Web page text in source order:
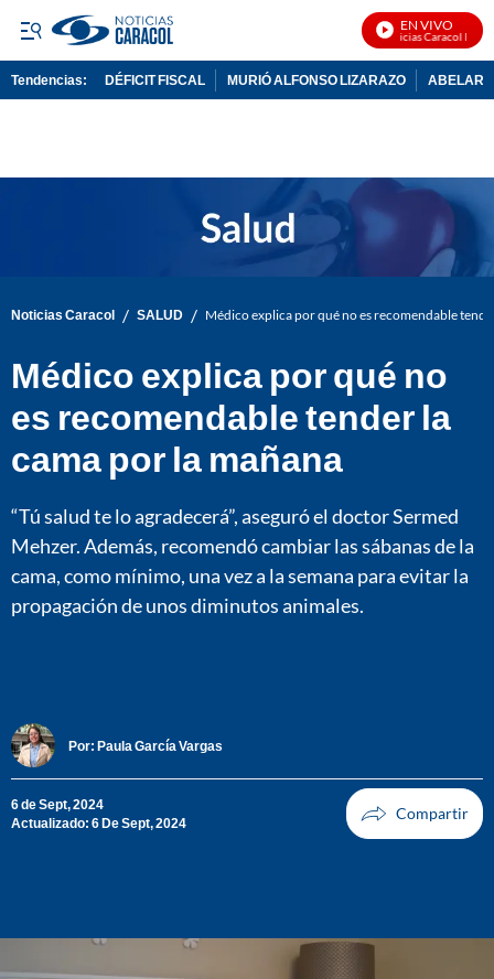
EN VIVO
Noticias Caracol En Vivo
Tendencias: DÉFICIT FISCAL MURIÓ ALFONSO LIZARAZO
Noticias Caracol / SALUD / Médico explica por qué no es recomendable
Médico explica por qué no
es recomendable tender la
cama por la mañana
“Tú salud te lo agradecerá”, aseguró el doctor Sermed
Mehzer. Además, recomendó cambiar las sábanas de la
cama, como mínimo, una vez a la semana para evitar la
propagación de unos diminutos animales.
Por: Paula García Vargas
6 de Sept, 2024
Actualizado: 6 De Sept, 2024